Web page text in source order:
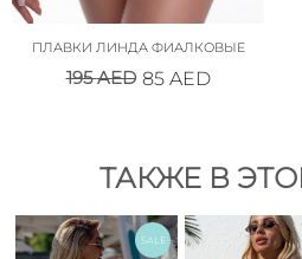
ПЛАВКИ ЛИНДА ФИАЛКОВЫЕ
195AED 85 AED
ТАКЖЕ В
SALE